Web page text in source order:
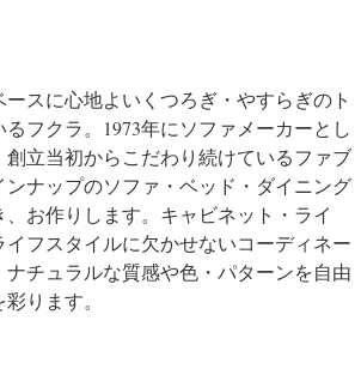
スに心地よいくつろぎ・やすらぎのト
フクラ。1973年にソファメーカーとし
立当初からこだわり続けているファブ
ナップのソファ・ベッド・ダイニング
お作りします。キャビネット・ライ
フスタイルに欠かせないコーディネー
チュラルな質感や色・パターンを自由
ります。